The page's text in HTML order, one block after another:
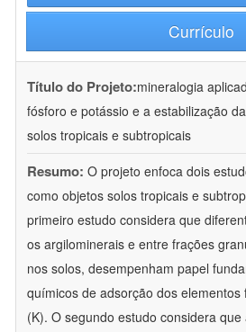
Currículo
Título do Projeto:mineralogia
fósforo e potássio e a estabilização
solos tropicais e subtropicais
Resumo: O projeto enfoca dois
como objetos solos tropicais e
primeiro estudo considera que
os argilominerais e entre frações
nos solos, desempenham papel
químicos de adsorção dos elementos
(K). O segundo estudo considera que